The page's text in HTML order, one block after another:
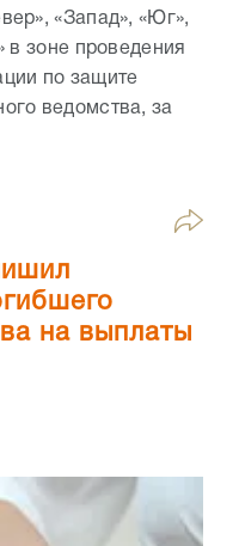
«Запад», «Юг»,
в зоне проведения
по защите
ведомства, за
на выплаты